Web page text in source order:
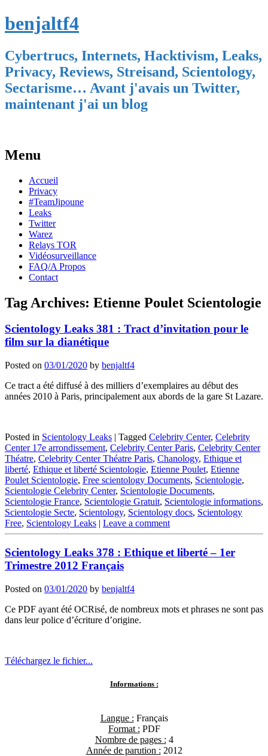
benjaltf4
Cybertrucs, Internets, Hacktivism, Leaks,
Privacy, Reviews, Streisand, Scientology,
Sectarisme… Avant j'avais un Twitter,
maintenant j'ai un blog
Menu
Skip
content
Accueil
Privacy
#TeamJipoune
Leaks
Twitter
Warez
Relays TOR
Vidéosurveillance
FAQ/A Propos
Contact
Tag Archives: Etienne Poulet Scientologie
Scientology Leaks 381 : Tract d’invitation pour le
film sur la dianétique
Posted on 03/01/2020 by benjaltf4
Ce tract a été diffusé à des milliers d’exemplaires au début des
années 2010 à Paris, principalement aux abords de la gare St Lazare.
Posted in Scientology Leaks | Tagged Celebrity Center, Celebrity
Center 17e arrondissement, Celebrity Center Paris, Celebrity Center
Théatre, Celebrity Center Théatre Paris, Chanology, Ethique et
liberté, Ethique et liberté Scientologie, Etienne Poulet, Etienne
Poulet Scientologie, Free scientology Documents, Scientologie,
Scientologie Celebrity Center, Scientologie Documents,
Scientologie France, Scientologie Gratuit, Scientologie informations,
Scientologie Secte, Scientology, Scientology docs, Scientology
Free, Scientology Leaks | Leave a comment
Scientology Leaks 378 : Ethique et liberté – 1er
Trimestre 2012 Français
Posted on 03/01/2020 by benjaltf4
Ce PDF ayant été OCRisé, de nombreux mots et phrases ne sont pas
dans leur police d’écriture d’origine.
Téléchargez le fichier...
Informations :
Langue : Français
Format : PDF
Nombre de pages : 4
Année de parution : 2012